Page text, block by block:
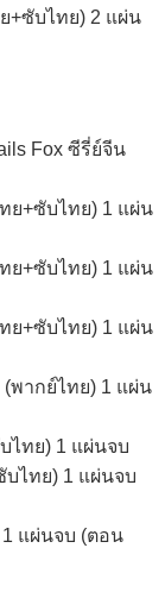
+ซับไทย) 2 แผ่น
Fox ซีรี่ย์จีน
ย+ซับไทย) 1 แผ่น
ย+ซับไทย) 1 แผ่น
ย+ซับไทย) 1 แผ่น
(พากย์ไทย) 1 แผ่น
ไทย) 1 แผ่นจบ
บไทย) 1 แผ่นจบ
1 แผ่นจบ (ตอน